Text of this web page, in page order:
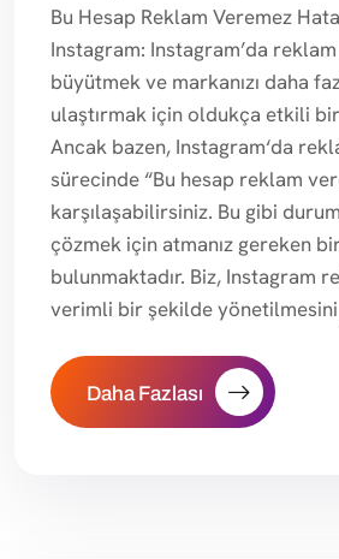
Bu Hesap Reklam Veremez
Instagram: Instagram’da
büyütmek ve markanızı daha
ulaştırmak için oldukça etkili
Ancak bazen, Instagram‘da
sürecinde “Bu hesap reklam
karşılaşabilirsiniz. Bu gibi
çözmek için atmanız gereken
bulunmaktadır. Biz, Instagram
verimli bir şekilde
Daha Fazlası